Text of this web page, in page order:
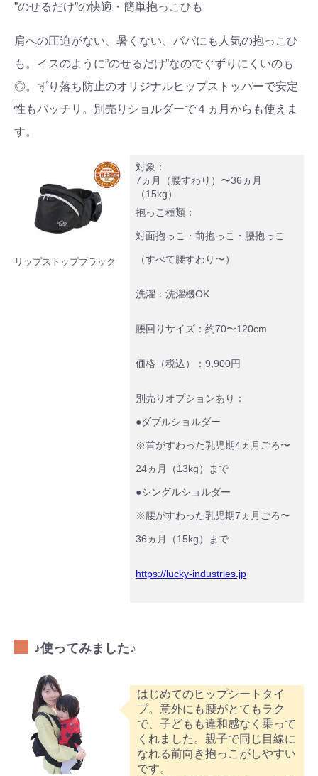
”のせるだけ”の快適・簡単抱っこひも
肩への圧迫がない、暑くない、パパにも人気の抱っこひ
も。イスのように”のせるだけ”なのでぐずりにくいのも
◎。ずり落ち防止のオリジナルヒップストッパーで安定
性もバッチリ。別売りショルダーで４ヵ月からも使えま
す。
リップストップブラック
対象：
7ヵ月（腰すわり）〜36ヵ月
（15kg）
抱っこ種類：
対面抱っこ・前抱っこ・腰抱っこ
（すべて腰すわり〜）
洗濯：洗濯機OK
腰回りサイズ：約70〜120cm
価格（税込）：9,900円
別売りオプションあり：
●ダブルショルダー
※首がすわった乳児期4ヵ月ごろ〜
24ヵ月（13kg）まで
●シングルショルダー
※腰がすわった乳児期7ヵ月ごろ〜
36ヵ月（15kg）まで
https://lucky-industries.jp
♪使ってみました♪
はじめてのヒップシートタイ
プ。意外にも腰がとてもラク
で、子どもも違和感なく乗って
くれました。親子で同じ目線に
なれる前向き抱っこがしやすい
です。